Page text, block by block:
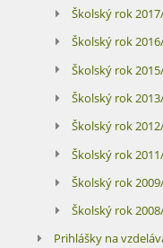
Školský rok
Školský rok
Školský rok
Školský rok
Školský rok
Školský rok
Školský rok
Školský rok
Prihlášky na